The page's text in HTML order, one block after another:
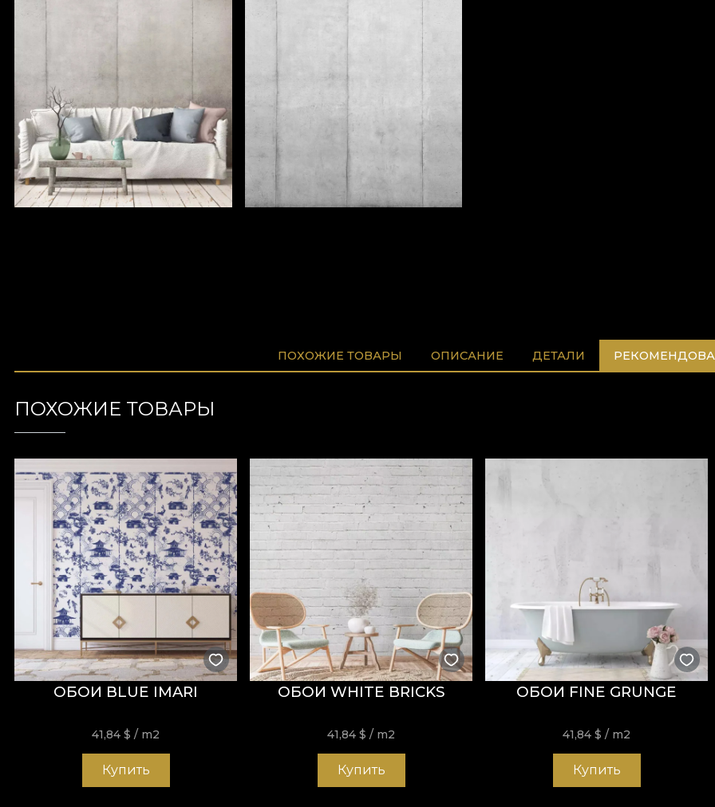
ПОХОЖИЕ ТОВАРЫ ОПИСАНИЕ ДЕТАЛИ
ПОХОЖИЕ ТОВАРЫ
ОБОИ BLUE IMARI
41,84$ / m2
Купить
ОБОИ WHITE BRICKS
41,84$ / m2
Купить
ОБОИ FINE GRUNGE
41,84$ / m2
Купить